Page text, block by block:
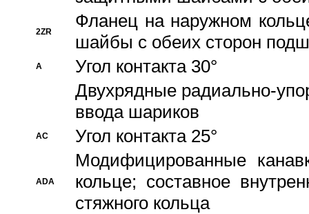
2ZR
Фланец на наружном
шайбы с обеих сторон
A
Угол контакта 30°
Двухрядные радиально-
ввода шариков
AC Угол контакта 25°
ADA
Модифицированные
кольце; составное
стяжного кольца